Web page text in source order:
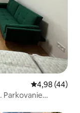
Priemerné
4,98 (44)
Parkovanie